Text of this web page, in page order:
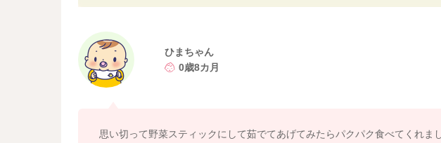
・7倍がゆ→少し粒を残した軟飯風にする
・おかゆだけでなく、やわらかく煮たじゃがいも、さつまいも、豆腐、パン
してみる
・水で薄めすぎず、「まとまりがあるけれどベタベタしすぎない」固さにする
と食べやすくなることがあります。
ひまちゃん
0歳8カ月
思い切って野菜スティックにして茹でてあげてみたらパクパク食べてくれま